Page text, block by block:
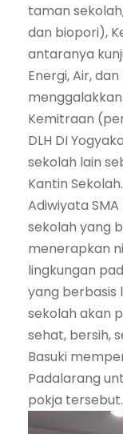
taman
dan biopori),
antaranya
Energi, Air,
menggalakkan
Kemitraan
DLH DI
sekolah lain
Kantin
Adiwiyata SMA
sekolah yang
menerapkan
lingkungan
yang berbasis
sekolah akan
sehat, bersih,
Basuki
Padalarang
pokja tersebut.